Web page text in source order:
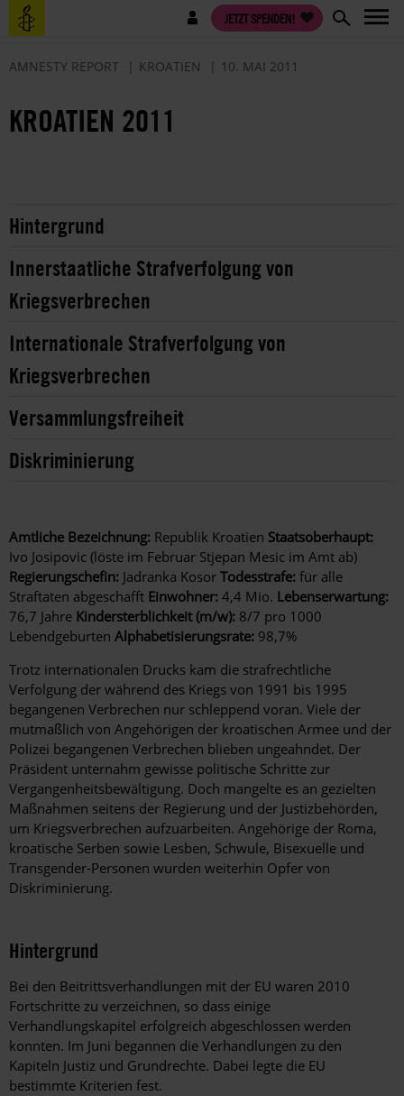
Direkt
zum
Benutzermenü JETZT SPENDEN!
AMNESTY REPORT KROATIEN 10. MAI 2011
KROATIEN 2011
Hintergrund
Innerstaatliche Strafverfolgung von
Kriegsverbrechen
Internationale Strafverfolgung von
Kriegsverbrechen
Versammlungsfreiheit
Diskriminierung
Amtliche Bezeichnung: Republik Kroatien Staatsoberhaupt:
Ivo Josipovic (löste im Februar Stjepan Mesic im Amt ab)
Regierungschefin: Jadranka Kosor Todesstrafe: für alle
Straftaten abgeschafft Einwohner: 4,4 Mio. Lebenserwartung:
76,7 Jahre Kindersterblichkeit (m/w): 8/7 pro 1000
Lebendgeburten Alphabetisierungsrate: 98,7%
Trotz internationalen Drucks kam die strafrechtliche
Verfolgung der während des Kriegs von 1991 bis 1995
begangenen Verbrechen nur schleppend voran. Viele der
mutmaßlich von Angehörigen der kroatischen Armee und der
Polizei begangenen Verbrechen blieben ungeahndet. Der
Präsident unternahm gewisse politische Schritte zur
Vergangenheitsbewältigung. Doch mangelte es an gezielten
Maßnahmen seitens der Regierung und der Justizbehörden,
um Kriegsverbrechen aufzuarbeiten. Angehörige der Roma,
kroatische Serben sowie Lesben, Schwule, Bisexuelle und
Transgender-Personen wurden weiterhin Opfer von
Diskriminierung.
Hintergrund
Bei den Beitrittsverhandlungen mit der EU waren 2010
Fortschritte zu verzeichnen, so dass einige
Verhandlungskapitel erfolgreich abgeschlossen werden
konnten. Im Juni begannen die Verhandlungen zu den
Kapiteln Justiz und Grundrechte. Dabei legte die EU
bestimmte Kriterien fest.